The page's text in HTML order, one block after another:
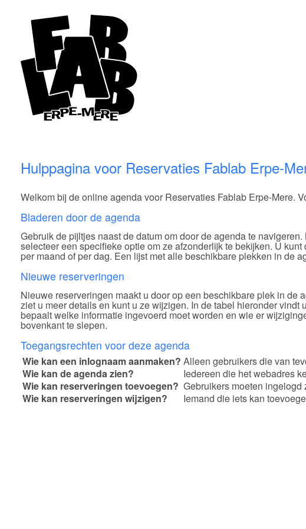
Hulppagina voor Reservaties Fablab Erpe-
Welkom bij de online agenda voor Reservaties Fablab Erpe-Mere.
Bladeren door de agenda
Gebruik de pijltjes naast de datum om door de agenda te
selecteer een specifieke optie om ze afzonderlijk te bekijken. U
per maand of per dag. Een lijst met alle beschikbare plekken in de
Nieuwe reserveringen
Nieuwe reserveringen maakt u door op een beschikbare plek in
ziet u meer details en kunt u ze wijzigen. In de tabel hieronder
bepaalt welke informatie ingevoerd moet worden en wie er
bovenkant te slepen.
Toegangsrechten voor deze agenda
Wie kan een inlognaam aanmaken? Alleen gebruikers die van
Wie kan de agenda zien?
Iedereen die het webadres
Wie kan reserveringen toevoegen? Gebruikers moeten
Wie kan reserveringen wijzigen?
Iemand die iets kan